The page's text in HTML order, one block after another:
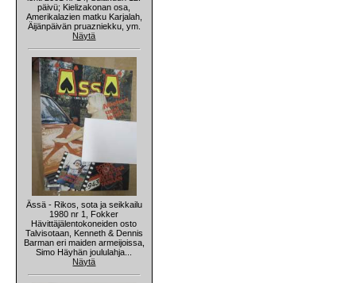
päivü; Kielizakonan osa,
Amerikalazien matku Karjalah,
Äijänpäivän pruazniekku, ym.
Näytä
Ässä - Rikos, sota ja seikkailu
1980 nr 1, Fokker
Hävittäjälentokoneiden osto
Talvisotaan, Kenneth & Dennis
Barman eri maiden armeijoissa,
Simo Häyhän joululahja...
Näytä